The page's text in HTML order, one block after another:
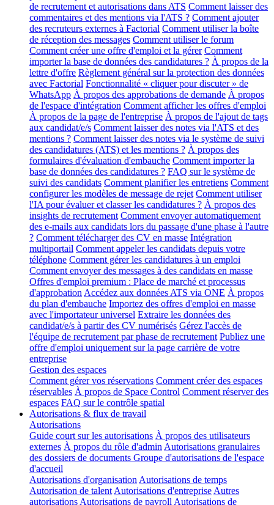
de recrutement et autorisations dans ATS Comment laisser des
commentaires et des mentions via l'ATS ? Comment ajouter
des recruteurs externes à Factorial Comment utiliser la boîte
de réception des messages Comment utiliser le forum
Comment créer une offre d'emploi et la gérer Comment
importer la base de données des candidatures ? À propos de la
lettre d'offre Règlement général sur la protection des données
avec Factorial Fonctionnalité « cliquer pour discuter » de
WhatsApp À propos des approbations de demande À propos
de l'espace d'intégration Comment afficher les offres d'emploi
À propos de la page de l'entreprise À propos de l'ajout de tags
aux candidat/e/s Comment laisser des notes via l'ATS et des
mentions ? Comment laisser des notes via le système de suivi
des candidatures (ATS) et les mentions ? À propos des
formulaires d'évaluation d'embauche Comment importer la
base de données des candidatures ? FAQ sur le système de
suivi des candidats Comment planifier les entretiens Comment
configurer les modèles de message de rejet Comment utiliser
l'IA pour évaluer et classer les candidatures ? À propos des
insights de recrutement Comment envoyer automatiquement
des e-mails aux candidats lors du passage d'une phase à l'autre
? Comment télécharger des CV en masse Intégration
multiportail Comment appeler les candidats depuis votre
téléphone Comment gérer les candidatures à un emploi
Comment envoyer des messages à des candidats en masse
Offres d'emploi premium : Place de marché et processus
d'approbation Accédez aux données ATS via ONE À propos
du plan d'embauche Importez des offres d'emploi en masse
avec l'importateur universel Extraire les données des
candidat/e/s à partir des CV numérisés Gérez l'accès de
l'équipe de recrutement par phase de recrutement Publiez une
offre d'emploi uniquement sur la page carrière de votre
entreprise
Gestion des espaces
Comment gérer vos réservations Comment créer des espaces
réservables À propos de Space Control Comment réserver des
espaces FAQ sur le contrôle spatial
Autorisations & flux de travail
Autorisations
Guide court sur les autorisations À propos des utilisateurs
externes À propos du rôle d'admin Autorisations granulaires
des dossiers de documents Groupe d'autorisations de l'espace
d'accueil
Autorisations d'organisation Autorisations de temps
Autorisation de talent Autorisations d'entreprise Autres
autorisations Autorisations de payroll Autorisations de